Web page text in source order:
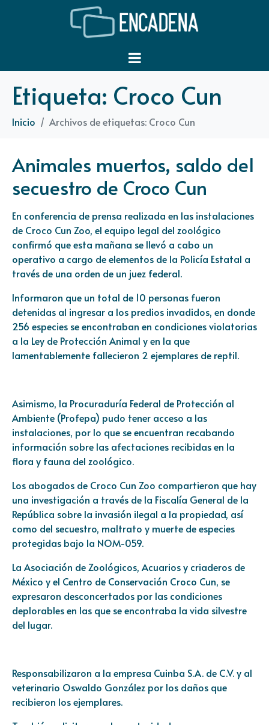
Etiqueta: Croco Cun
Inicio Archivos de etiquetas: Croco Cun
Animales muertos, saldo del
secuestro de Croco Cun
En conferencia de prensa realizada en las instalaciones
de Croco Cun Zoo, el equipo legal del zoológico
confirmó que esta mañana se llevó a cabo un
operativo a cargo de elementos de la Policía Estatal a
través de una orden de un juez federal.
Informaron que un total de 10 personas fueron
detenidas al ingresar a los predios invadidos, en donde
256 especies se encontraban en condiciones violatorias
a la Ley de Protección Animal y en la que
lamentablemente fallecieron 2 ejemplares de reptil.
Asimismo, la Procuraduría Federal de Protección al
Ambiente (Profepa) pudo tener acceso a las
instalaciones, por lo que se encuentran recabando
información sobre las afectaciones recibidas en la
flora y fauna del zoológico.
Los abogados de Croco Cun Zoo compartieron que hay
una investigación a través de la Fiscalía General de la
República sobre la invasión ilegal a la propiedad, así
como del secuestro, maltrato y muerte de especies
protegidas bajo la NOM-059.
La Asociación de Zoológicos, Acuarios y criaderos de
México y el Centro de Conservación Croco Cun, se
expresaron desconcertados por las condiciones
deplorables en las que se encontraba la vida silvestre
del lugar.
Responsabilizaron a la empresa Cuinba S.A. de C.V. y al
veterinario Oswaldo González por los daños que
recibieron los ejemplares.